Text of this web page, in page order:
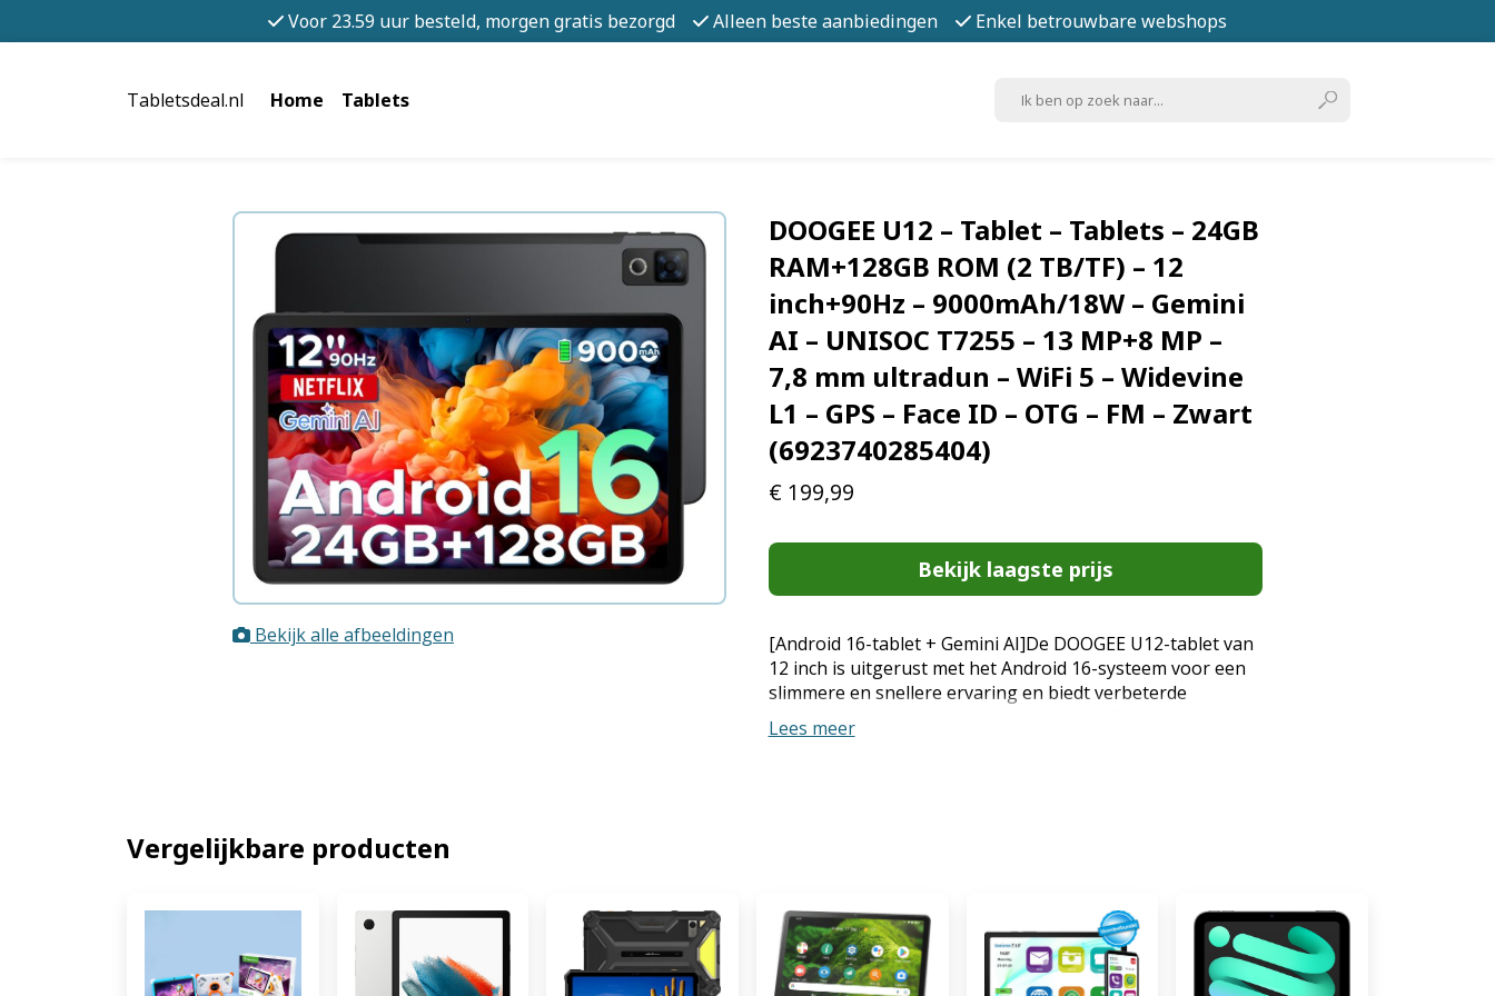
Voor 23.59 uur besteld, morgen gratis bezorgd Alleen beste aanbiedingen Enkel betrouwbare webshops
Tabletsdeal.nl Home Tablets
Bekijk alle afbeeldingen
DOOGEE U12 – Tablet – Tablets – 24GB
RAM+128GB ROM (2 TB/TF) – 12
inch+90Hz – 9000mAh/18W – Gemini
AI – UNISOC T7255 – 13 MP+8 MP –
7,8 mm ultradun – WiFi 5 – Widevine
L1 – GPS – Face ID – OTG – FM – Zwart
(6923740285404)
€ 199,99
Bekijk laagste prijs
[Android 16-tablet + Gemini AI]De DOOGEE U12-tablet van
12 inch is uitgerust met het Android 16-systeem voor een
slimmere en snellere ervaring en biedt verbeterde
privacycontrole, adaptieve batterijoptimalisatie en
geoptimaliseerde interactie met de gebruikersinterface. De
prestaties levert bij een laag stroomverbruik en tot 9,6 uur
videoweergave mogelijk maakt. De tablet Android 16 heeft
een dunne en lichte metalen behuizing met een dikte van
slechts 7,8 mm voor uitzonderlijke mobiliteit. De tablet-pc
Lees meer
Vergelijkbare producten